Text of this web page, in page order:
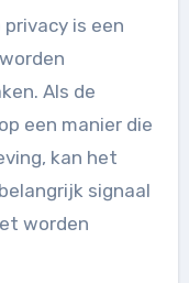
is een
Als de
een manier die
kan het
signaal
worden